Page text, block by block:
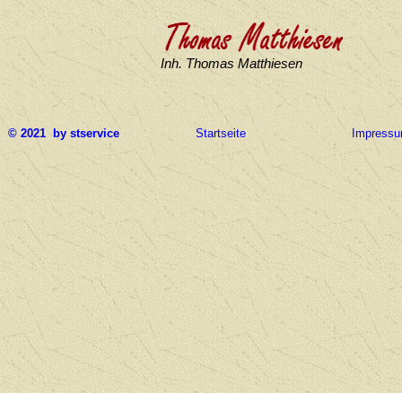
Inh. Thomas Matthiesen
© 2021 by stservice Startseite